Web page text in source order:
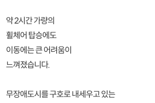
약 2시간 가량의
휠체어 탑승에도
이동에는 큰 어려움이
느껴졌습니다.
무장애도시를 구호로 내세우고 있는